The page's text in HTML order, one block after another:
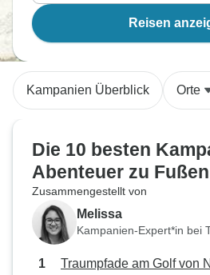
Reisen
Kampanien Überblick Orte
Die 10 besten
Abenteuer zu Fußen
Zusammengestellt von
Melissa
Kampanien-Expert*in bei
Traumpfade am Golf von